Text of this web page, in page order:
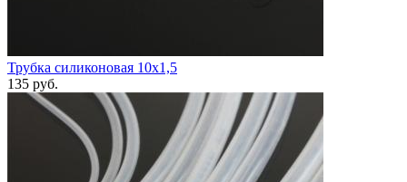
Трубка силиконовая 10х1,5
135 руб.